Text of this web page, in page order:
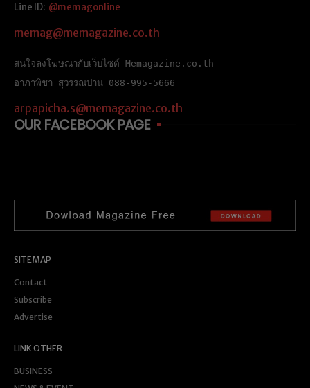
Line ID: @memagonline
memag@memagazine.co.th
สนใจลงโฆษณากับเว็บไซต์ Memagazine.co.th
อาภาพิชา สุวรรณปาน 088-995-5666
arpapicha.s@memagazine.co.th
OUR FACEBOOK PAGE
SITEMAP
Contact
Subscribe
Advertise
LINK OTHER
BUSINESS